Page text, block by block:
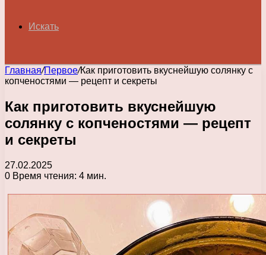
Искать
Главная/Первое/Как приготовить вкуснейшую солянку с
копченостями — рецепт и секреты
Как приготовить вкуснейшую
солянку с копченостями — рецепт
и секреты
27.02.2025
0 Время чтения: 4 мин.